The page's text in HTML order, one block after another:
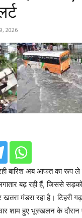
2026
बारिश अब आफत का रूप ले
बढ़ रही हैं, जिससे
खतरा मंडरा रहा है। टिहरी
शाम हुए भूस्खलन के दौरान